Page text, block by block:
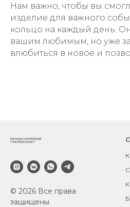
Нам важно, чтобы вы
изделие для важного
кольцо на каждый день.
вашим любимым, но уже
влюбиться в новое и
© 2026 Все права
защищены